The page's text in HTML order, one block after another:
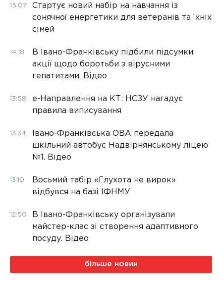
15:07
Стартує новий набір на навчання із
сонячної енергетики для ветеранів та їхніх
сімей
14:18
В Івано-Франківську підбили підсумки
акції щодо боротьби з вірусними
гепатитами. Відео
13:58
е-Направлення на КТ: НСЗУ нагадує
правила виписування
13:34
Івано-Франківська ОВА передала
шкільний автобус Надвірнянському ліцею
№1. Відео
13:10
Восьмий табір «Глухота не вирок»
відбувся на базі ІФНМУ
12:50
В Івано-Франківську організували
майстер-клас зі створення адаптивного
посуду. Відео
більше новин